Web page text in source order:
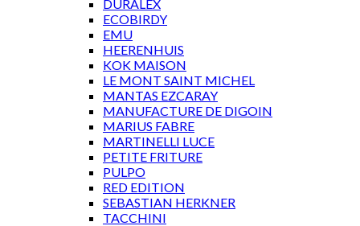
DURALEX
ECOBIRDY
EMU
HEERENHUIS
KOK MAISON
LE MONT SAINT MICHEL
MANTAS EZCARAY
MANUFACTURE DE DIGOIN
MARIUS FABRE
MARTINELLI LUCE
PETITE FRITURE
PULPO
RED EDITION
SEBASTIAN HERKNER
TACCHINI